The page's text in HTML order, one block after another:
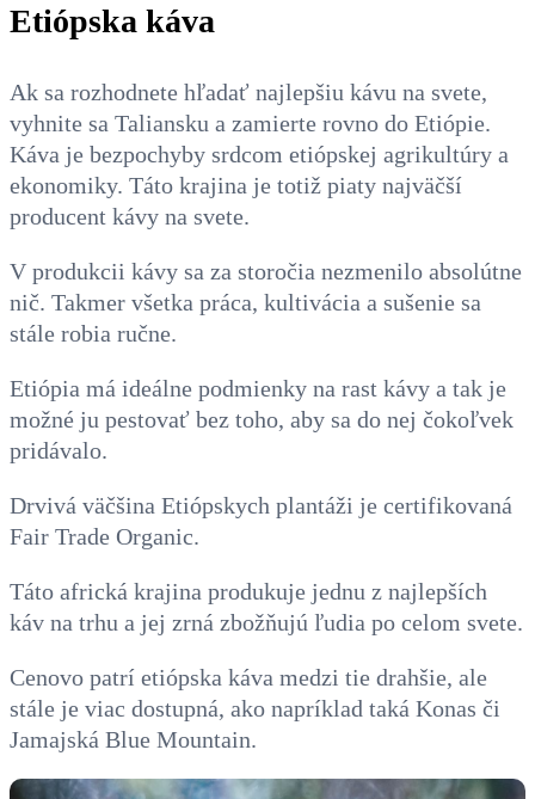
Etiópska káva
Ak sa rozhodnete hľadať najlepšiu kávu na svete,
vyhnite sa Taliansku a zamierte rovno do Etiópie.
Káva je bezpochyby srdcom etiópskej agrikultúry a
ekonomiky. Táto krajina je totiž piaty najväčší
producent kávy na svete.
V produkcii kávy sa za storočia nezmenilo absolútne
nič. Takmer všetka práca, kultivácia a sušenie sa
stále robia ručne.
Etiópia má ideálne podmienky na rast kávy a tak je
možné ju pestovať bez toho, aby sa do nej čokoľvek
pridávalo.
Drvivá väčšina Etiópskych plantáži je certifikovaná
Fair Trade Organic.
Táto africká krajina produkuje jednu z najlepších
káv na trhu a jej zrná zbožňujú ľudia po celom svete.
Cenovo patrí etiópska káva medzi tie drahšie, ale
stále je viac dostupná, ako napríklad taká Konas či
Jamajská Blue Mountain.